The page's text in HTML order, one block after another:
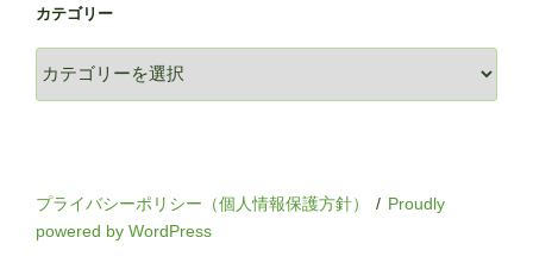
ブ
カテゴリー
テ
プライバシーポリシー（個人情報保護方針）
Proudly
powered by WordPress